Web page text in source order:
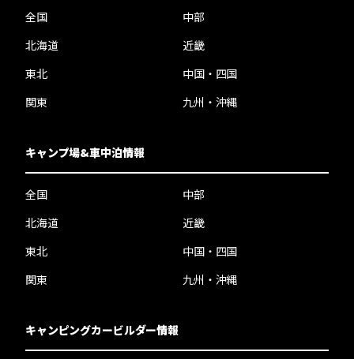
全国
北海道
東北
関東
中部
近畿
中国・四国
九州・沖縄
キャンプ場&車中泊情報
全国
北海道
東北
関東
中部
近畿
中国・四国
九州・沖縄
キャンピングカービルダー情報